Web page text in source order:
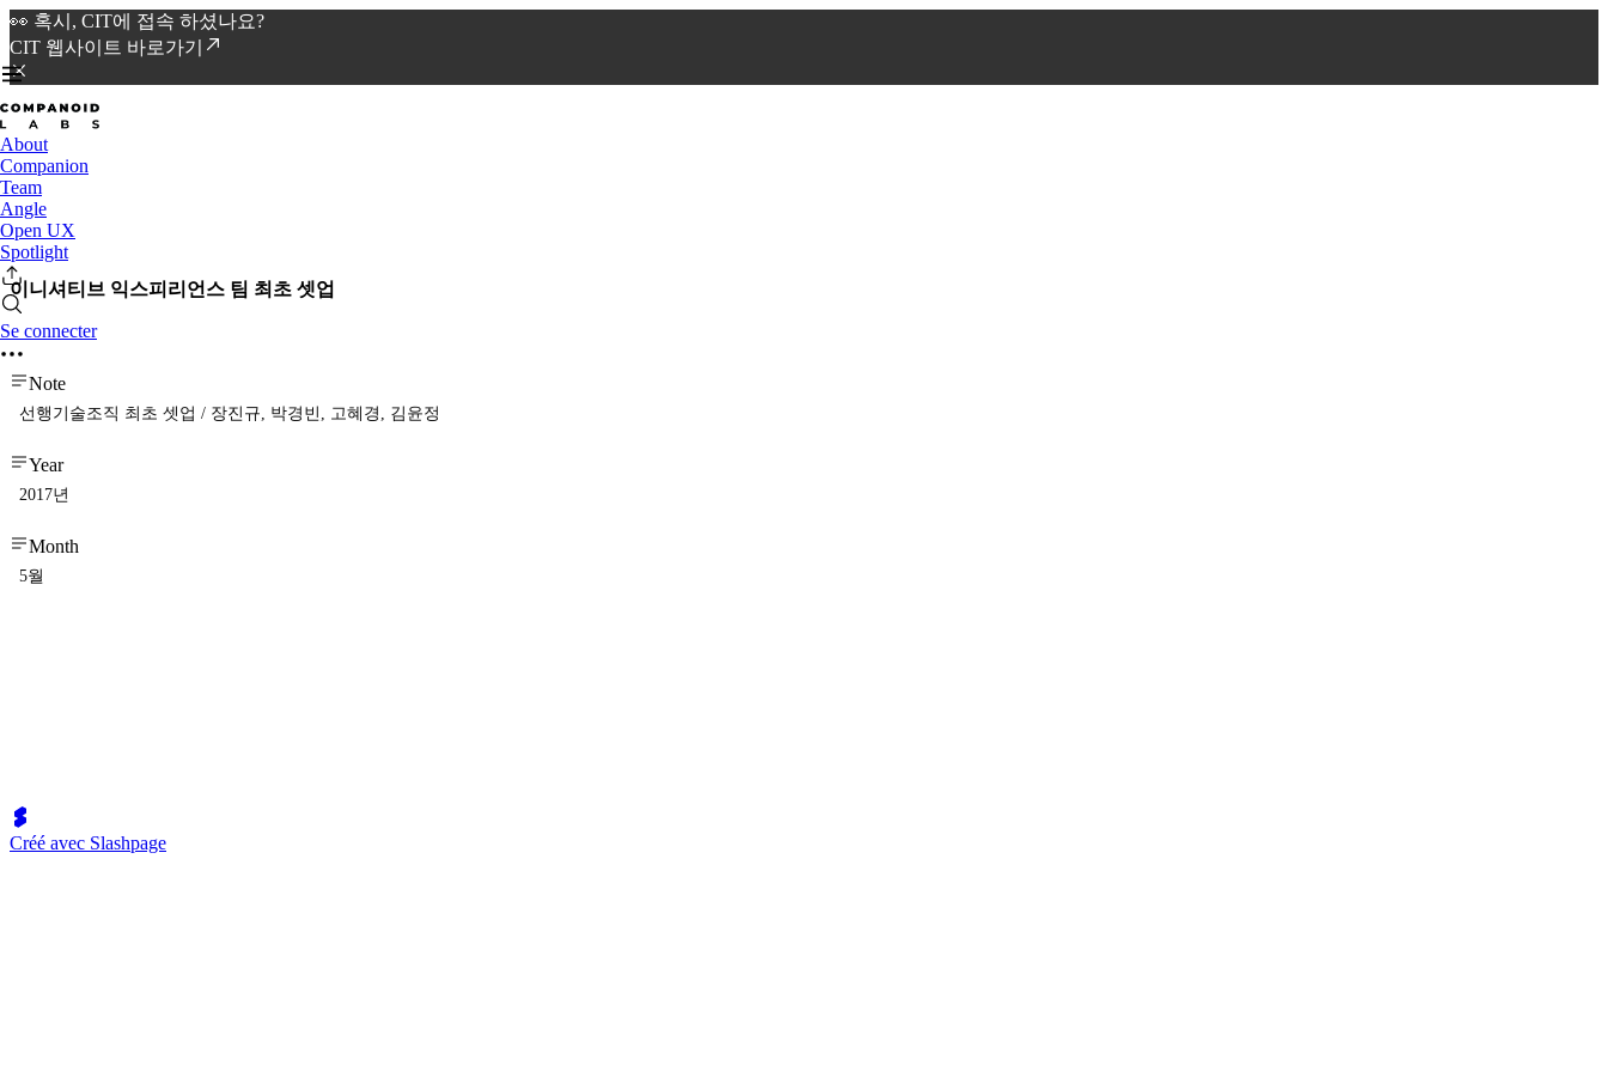
👀 혹시, CIT에 접속 하셨나요?
CIT 웹사이트 바로가기
About
Companion
Team
Angle
Open UX
Spotlight
Se connecter
이니셔티브 익스피리언스 팀 최초 셋업
Note
선행기술조직 최초 셋업 / 장진규, 박경빈, 고혜경, 김윤정
Year
2017년
Month
5월
Créé avec Slashpage